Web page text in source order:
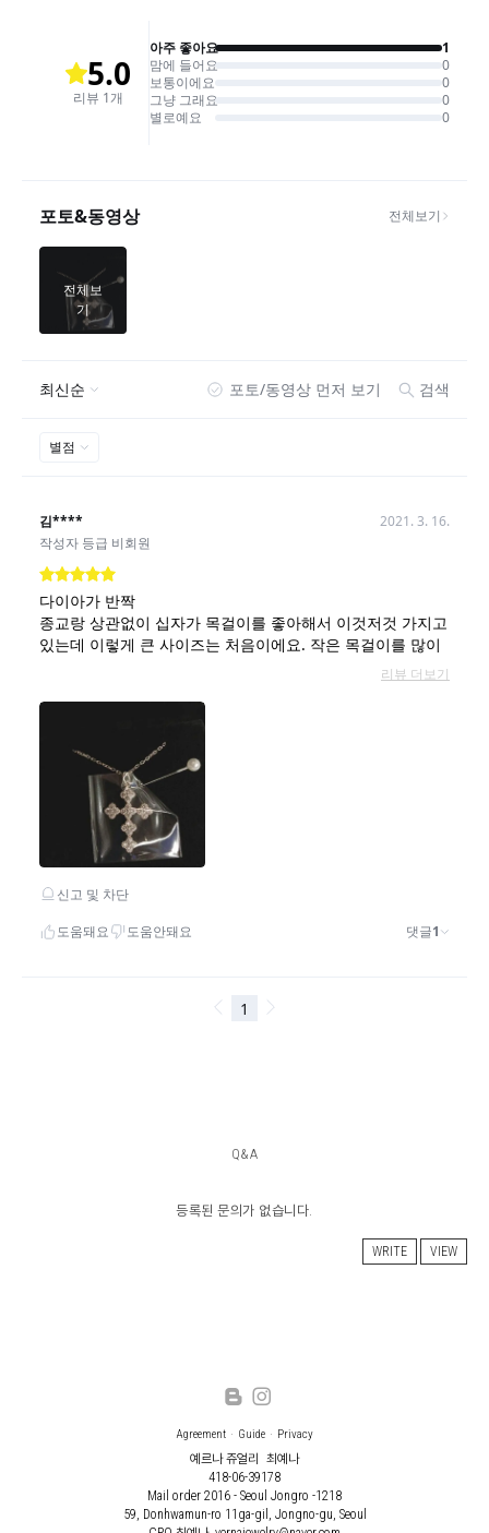
Q&A
등록된 문의가 없습니다.
WRITE VIEW
Agreement Guide Privacy
예르나 쥬얼리
최예나
418-06-39178
Mail order 2016 - Seoul Jongro -1218
59, Donhwamun-ro 11ga-gil, Jongno-gu, Seoul